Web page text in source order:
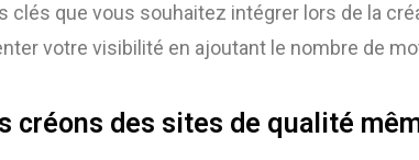
clés que vous souhaitez intégrer lors de la
votre visibilité en ajoutant le nombre de
créons des sites de qualité